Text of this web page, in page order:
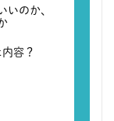
いのか、
容？